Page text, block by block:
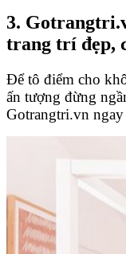
3.
trang trí đẹp,
Để tô điểm cho
ấn tượng đừng
Gotrangtri.vn ngay